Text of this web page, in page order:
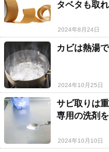
タベタも取れ
2024年8月24日
カビは熱湯
2024年10月25日
サビ取りは
専用の洗剤
2024年10月10日